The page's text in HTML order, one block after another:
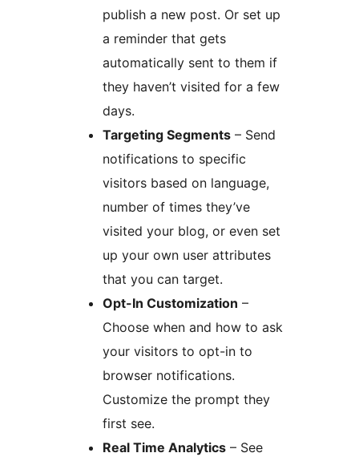
publish a new post. Or set up
a reminder that gets
automatically sent to them if
they haven’t visited for a few
days.
Targeting Segments – Send
notifications to specific
visitors based on language,
number of times they’ve
visited your blog, or even set
up your own user attributes
that you can target.
Opt-In Customization –
Choose when and how to ask
your visitors to opt-in to
browser notifications.
Customize the prompt they
first see.
Real Time Analytics – See